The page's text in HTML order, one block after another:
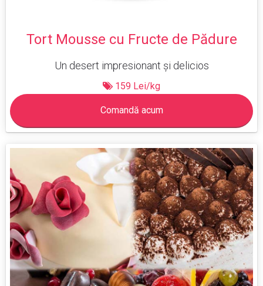
Tort Mousse cu Fructe de Pădure
Un desert impresionant și delicios
159 Lei/kg
Comandă acum